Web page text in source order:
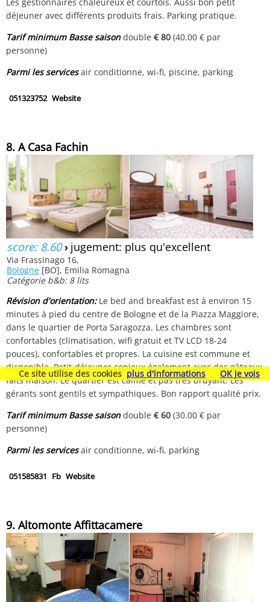
déjeuner avec différents produits frais. Parking pratique.
Tarif minimum Basse saisondouble€ 80 (40.00 € par
personne)
Parmi les servicesair conditionne, wi-fi, piscine, parking
051323752 Website
8. A Casa Fachin
score: 8.60› jugement: plus qu'excellent
Via Frassinago 16,
Bologne [BO], Emilia Romagna
Catégorie b&b: 8 lits
Révision d'orientation:Le bed and breakfast est à environ 15
minutes à pied du centre de Bologne et de la Piazza Maggiore,
dans le quartier de Porta Saragozza. Les chambres sont
confortables (climatisation, wifi gratuit et TV LCD 18-24
pouces), confortables et propres. La cuisine est commune et
disponible. Petit-déjeuner copieux également avec des gâteaux
faits maison. Le quartier est calme et pas très bruyant. Les
gérants sont gentils et sympathiques. Bon rapport qualité prix.
Tarif minimum Basse saisondouble€ 60 (30.00 € par
personne)
Parmi les servicesair conditionne, wi-fi, parking
051585831 Fb Website
9. Altomonte Affittacamere
Ce site utilise des cookies plus d'informations OK je vois